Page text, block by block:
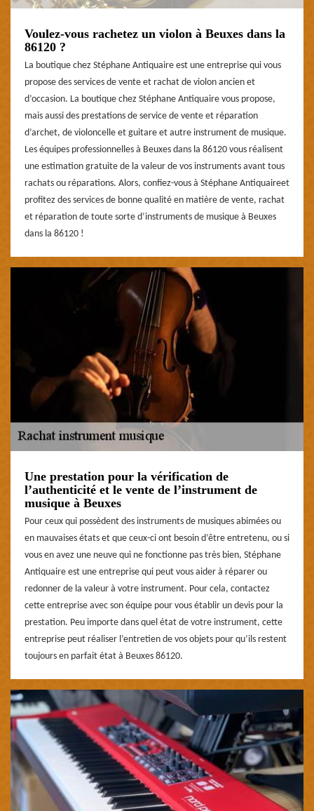
Voulez-vous rachetez un violon à Beuxes dans la
86120 ?
La boutique chez Stéphane Antiquaire est une entreprise qui vous
propose des services de vente et rachat de violon ancien et
d’occasion. La boutique chez Stéphane Antiquaire vous propose,
mais aussi des prestations de service de vente et réparation
d’archet, de violoncelle et guitare et autre instrument de musique.
Les équipes professionnelles à Beuxes dans la 86120 vous réalisent
une estimation gratuite de la valeur de vos instruments avant tous
rachats ou réparations. Alors, confiez-vous à Stéphane Antiquaireet
profitez des services de bonne qualité en matière de vente, rachat
et réparation de toute sorte d’instruments de musique à Beuxes
dans la 86120 !
Une prestation pour la vérification de
l’authenticité et le vente de l’instrument de
musique à Beuxes
Pour ceux qui possèdent des instruments de musiques abimées ou
en mauvaises états et que ceux-ci ont besoin d’être entretenu, ou si
vous en avez une neuve qui ne fonctionne pas très bien, Stéphane
Antiquaire est une entreprise qui peut vous aider à réparer ou
redonner de la valeur à votre instrument. Pour cela, contactez
cette entreprise avec son équipe pour vous établir un devis pour la
prestation. Peu importe dans quel état de votre instrument, cette
entreprise peut réaliser l’entretien de vos objets pour qu’ils restent
toujours en parfait état à Beuxes 86120.